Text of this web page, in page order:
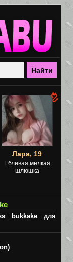
Лара, 19
Ебливая мелкая
шлюшка
bukkake для